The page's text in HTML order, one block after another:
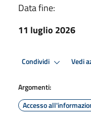
Data fine:
11 luglio 2026
Condividi Vedi
Argomenti:
Accesso